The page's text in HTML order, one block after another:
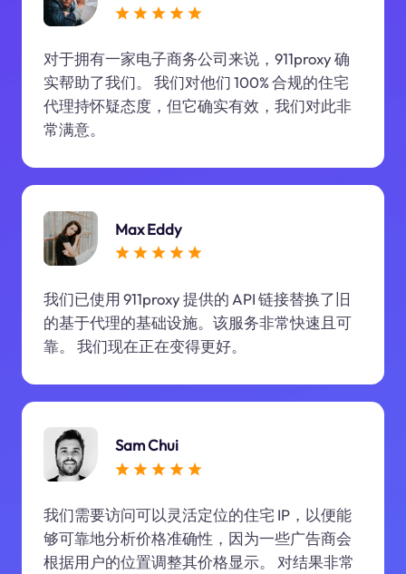
对于拥有一家电子商务公司来说，911proxy 确
实帮助了我们。 我们对他们 100% 合规的住宅
代理持怀疑态度，但它确实有效，我们对此非
常满意。
Max Eddy
我们已使用 911proxy 提供的 API 链接替换了旧
的基于代理的基础设施。该服务非常快速且可
靠。 我们现在正在变得更好。
Sam Chui
我们需要访问可以灵活定位的住宅 IP，以便能
够可靠地分析价格准确性，因为一些广告商会
根据用户的位置调整其价格显示。 对结果非常